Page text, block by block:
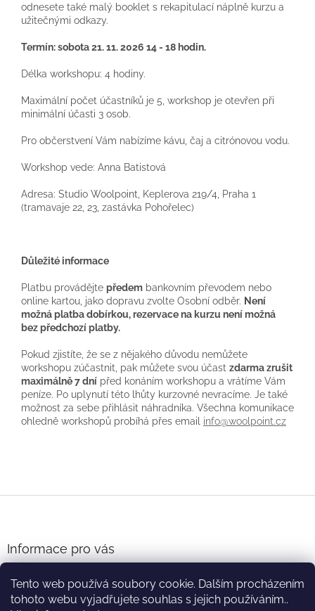
Tento web používá soubory cookie. Dalším procházením
tohoto webu vyjadřujete souhlas s jejich používáním..
odnesete také malý booklet s rekapitulací náplně kurzu a
užitečnými odkazy.
Termín: sobota 21. 11. 2026 14 - 18 hodin.
Délka workshopu: 4 hodiny.
Maximální počet účastníků je 5, workshop je otevřen při
minimální účasti 3 osob.
Pro občerstvení Vám nabízíme kávu, čaj a citrónovou vodu.
Workshop vede: Anna Batistová
Adresa: Studio Woolpoint, Keplerova 219/4, Praha 1
(tramavaje 22, 23, zastávka Pohořelec)
Důležité informace
Platbu provádějte předem bankovním převodem nebo
online kartou, jako dopravu zvolte Osobní odběr. Není
možná platba dobírkou, rezervace na kurzu není možná
bez předchozí platby.
Pokud zjistíte, že se z nějakého důvodu nemůžete
workshopu zúčastnit, pak můžete svou účast zdarma zrušit
maximálně 7 dní před konáním workshopu a vrátíme Vám
peníze. Po uplynutí této lhůty kurzovné nevracíme. Je také
možnost za sebe přihlásit náhradníka. Všechna komunikace
ohledně workshopů probíhá přes email info@woolpoint.cz
t
Informace pro vás
Podmínky ochrany osobních údajů